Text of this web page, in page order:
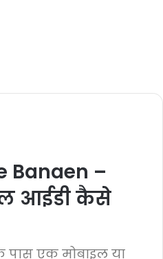
Banaen –
आईडी कैसे
एक मोबाइल या